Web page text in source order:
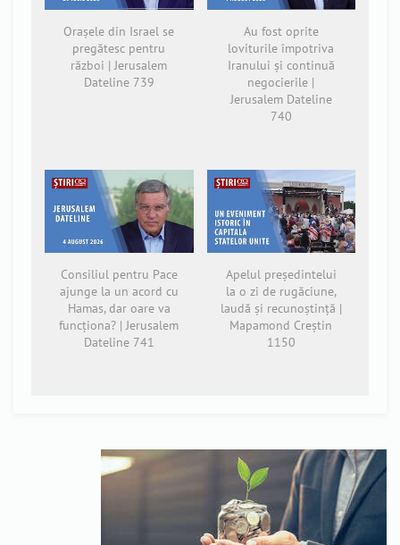
Orașele din Israel se
pregătesc pentru
război | Jerusalem
Dateline 739
Au fost oprite
loviturile împotriva
Iranului și continuă
negocierile |
Jerusalem Dateline
740
Consiliul pentru Pace
ajunge la un acord cu
Hamas, dar oare va
funcționa? | Jerusalem
Dateline 741
Apelul președintelui
la o zi de rugăciune,
laudă și recunoștință |
Mapamond Creștin
1150